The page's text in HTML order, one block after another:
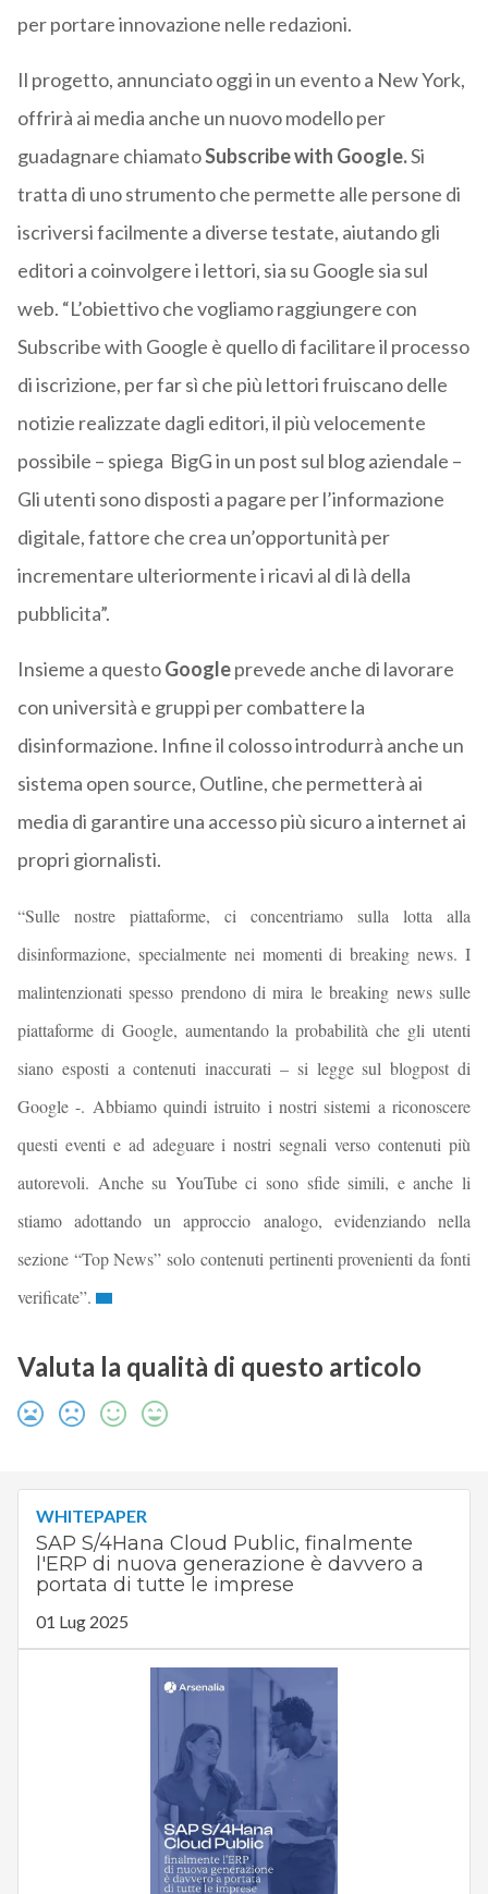
per portare innovazione nelle redazioni.
Il progetto, annunciato oggi in un evento a New York,
offrirà ai media anche un nuovo modello per
guadagnare chiamatoSubscribe with Google.Si
tratta di uno strumento che permette alle persone di
iscriversi facilmente a diverse testate, aiutando gli
editori a coinvolgere i lettori, sia su Google sia sul
web. “L’obiettivo che vogliamo raggiungere con
Subscribe with Google è quello di facilitare il processo
di iscrizione, per far sì che più lettori fruiscano delle
notizie realizzate dagli editori, il più velocemente
possibile – spiega BigG in un post sul blog aziendale –
Gli utenti sono disposti a pagare per l’informazione
digitale, fattore che crea un’opportunità per
incrementare ulteriormente i ricavi al di là della
pubblicita”.
Insieme a questoGoogleprevede anche di lavorare
con università e gruppi per combattere la
disinformazione. Infine il colosso introdurrà anche un
sistema open source, Outline, che permetterà ai
media di garantire una accesso più sicuro a internet ai
propri giornalisti.
“Sulle nostre piattaforme, ci concentriamo sulla lotta alla
disinformazione, specialmente nei momenti di breaking news. I
malintenzionati spesso prendono di mira le breaking news sulle
piattaforme di Google, aumentando la probabilità che gli utenti
siano esposti a contenuti inaccurati – si legge sul blogpost di
Google -. Abbiamo quindi istruito i nostri sistemi a riconoscere
questi eventi e ad adeguare i nostri segnali verso contenuti più
autorevoli. Anche su YouTube ci sono sfide simili, e anche li
stiamo adottando un approccio analogo, evidenziando nella
sezione “Top News” solo contenuti pertinenti provenienti da fonti
verificate”.
Valuta la qualità di questo articolo
WHITEPAPER
SAP S/4Hana Cloud Public, finalmente
l'ERP di nuova generazione è davvero a
portata di tutte le imprese
01 Lug 2025